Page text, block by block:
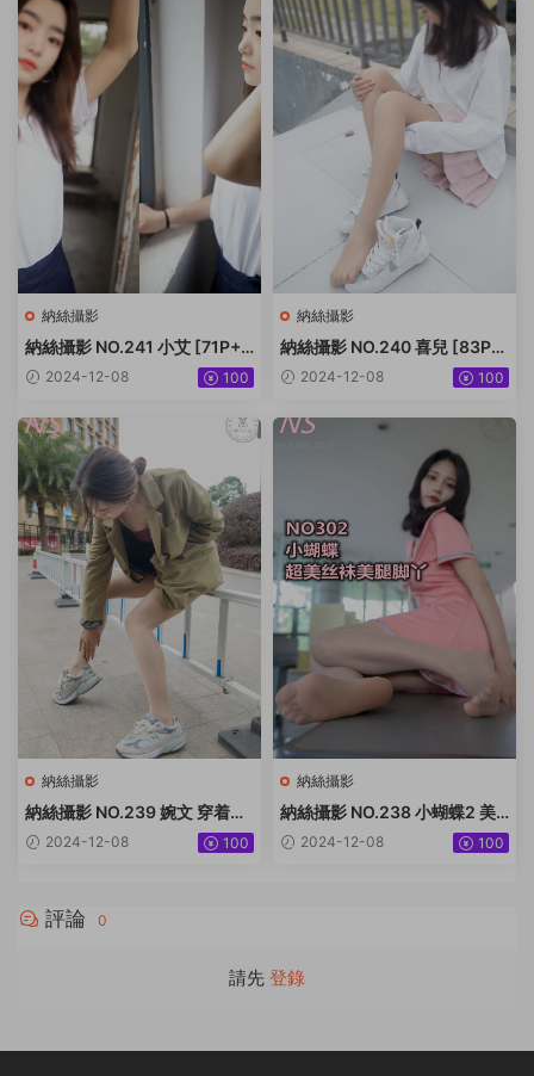
納絲攝影
納絲攝影 NO.241 小艾 [71P+7
07M]2024-12-08 100
納絲攝影
納絲攝影 NO.240 喜兒 [83P+
375M]
2024-12-08 100
納絲攝影
納絲攝影 NO.239 婉文 穿着絲
襪去喝茶啦 [64P+496M]
2024-12-08 100
納絲攝影
納絲攝影 NO.238 小蝴蝶2 美
腿絲襪太好 [73P+545M]
2024-12-08 100
評論 0
請先 登錄